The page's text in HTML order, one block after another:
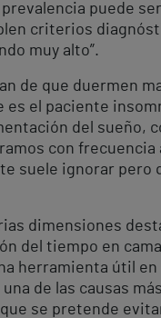
puede
criterios
muy alto”.
de que duermen
el paciente
del sueño,
con
suele ignorar pero
dimensiones
del tiempo en
herramienta útil
de las causas
se pretende